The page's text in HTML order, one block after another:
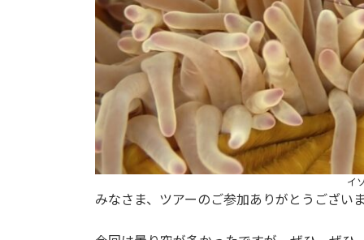
イ
みなさま、ツアーのご参加ありがとうござい